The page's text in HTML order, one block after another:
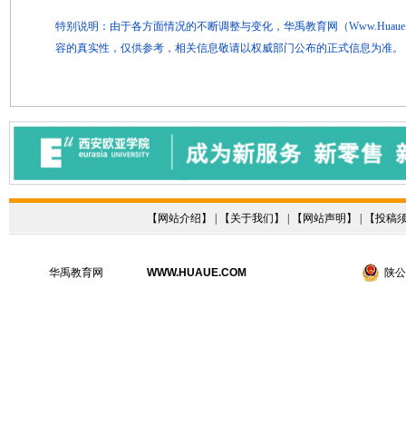
特别说明：由于各方面情况的不断调整与变化，华禹教育网（
容的真实性，仅供参考，相关信息敬请以权威部门公布的正式信息为准。
【 网站介绍 】 | 【 关于我们 】 | 【 网站声明 】 | 【投稿
华禹教育网 WWW.HUAUE.COM 陕